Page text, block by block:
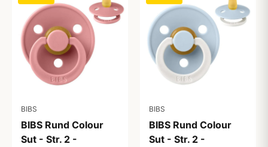
BIBS
BIBS Rund Colour
Sut - Str. 2 -
BIBS
BIBS Rund Colour
Sut - Str. 2 -